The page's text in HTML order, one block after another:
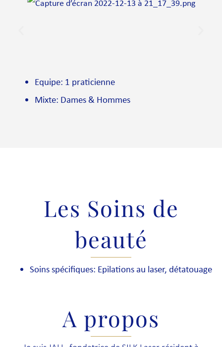
Equipe: 1 praticienne
Mixte: Dames & Hommes
Les Soins de
beauté
Soins spécifiques: Epilations au laser, détatouage
A propos